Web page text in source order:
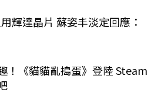
輝達晶片 蘇姿丰淡定回應：
！《貓貓亂搗蛋》登陸 Steam